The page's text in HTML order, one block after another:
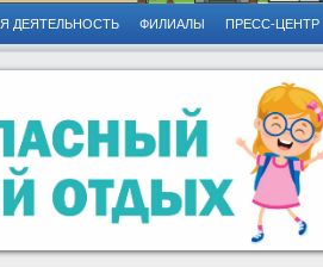
ДЕЯТЕЛЬНОСТЬ ФИЛИАЛЫ ПРЕСС-ЦЕНТР